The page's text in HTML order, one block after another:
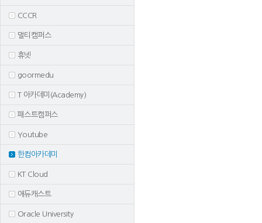
CCCR
멀티캠퍼스
휴넷
goormedu
T 아카데미(Academy)
패스트캠퍼스
Youtube
한컴아카데미
KT Cloud
애듀캐스트
Oracle University